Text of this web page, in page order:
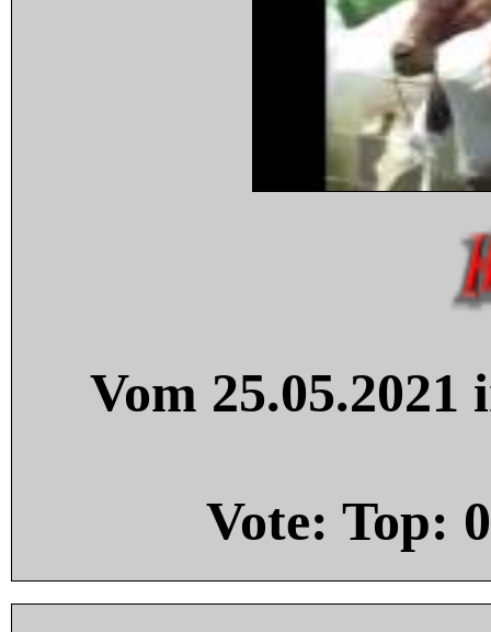
Vom
Vote: Top: 0